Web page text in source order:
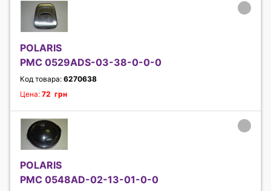
POLARIS
PMC 0529ADS-03-38-0-0-0
Код товара: 6270638
Цена: 72 грн
POLARIS
PMC 0548AD-02-13-01-0-0